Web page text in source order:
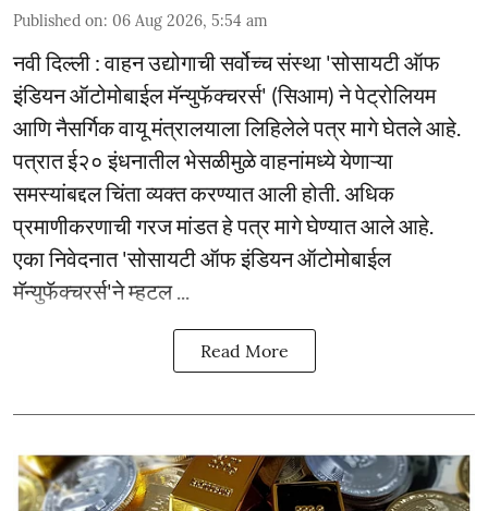
Published on: 06 Aug 2026, 5:54 am
नवी दिल्ली : वाहन उद्योगाची सर्वोच्च संस्था 'सोसायटी ऑफ
इंडियन ऑटोमोबाईल मॅन्युफॅक्चरर्स' (सिआम) ने पेट्रोलियम
आणि नैसर्गिक वायू मंत्रालयाला लिहिलेले पत्र मागे घेतले आहे.
पत्रात ई२० इंधनातील भेसळीमुळे वाहनांमध्ये येणाऱ्या
समस्यांबद्दल चिंता व्यक्त करण्यात आली होती. अधिक
प्रमाणीकरणाची गरज मांडत हे पत्र मागे घेण्यात आले आहे.
एका निवेदनात 'सोसायटी ऑफ इंडियन ऑटोमोबाईल
मॅन्युफॅक्चरर्स'ने म्हटल ...
Read More